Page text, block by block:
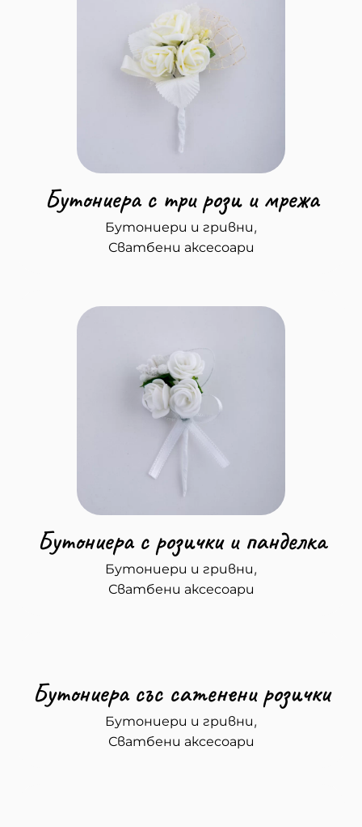
Бутониера с три рози и мрежа
Бутониери и гривни,
Сватбени аксесоари
Бутониера с розички и панделка
Бутониери и гривни,
Сватбени аксесоари
Бутониера със сатенени розички
Бутониери и гривни,
Сватбени аксесоари